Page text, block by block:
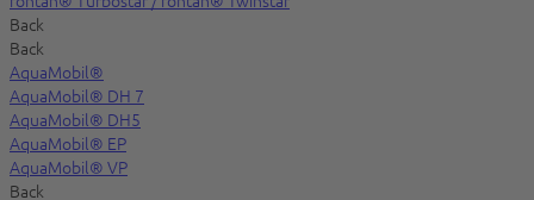
Back
Back
AquaMobil®
AquaMobil® DH 7
AquaMobil® DH5
AquaMobil® EP
AquaMobil® VP
Back